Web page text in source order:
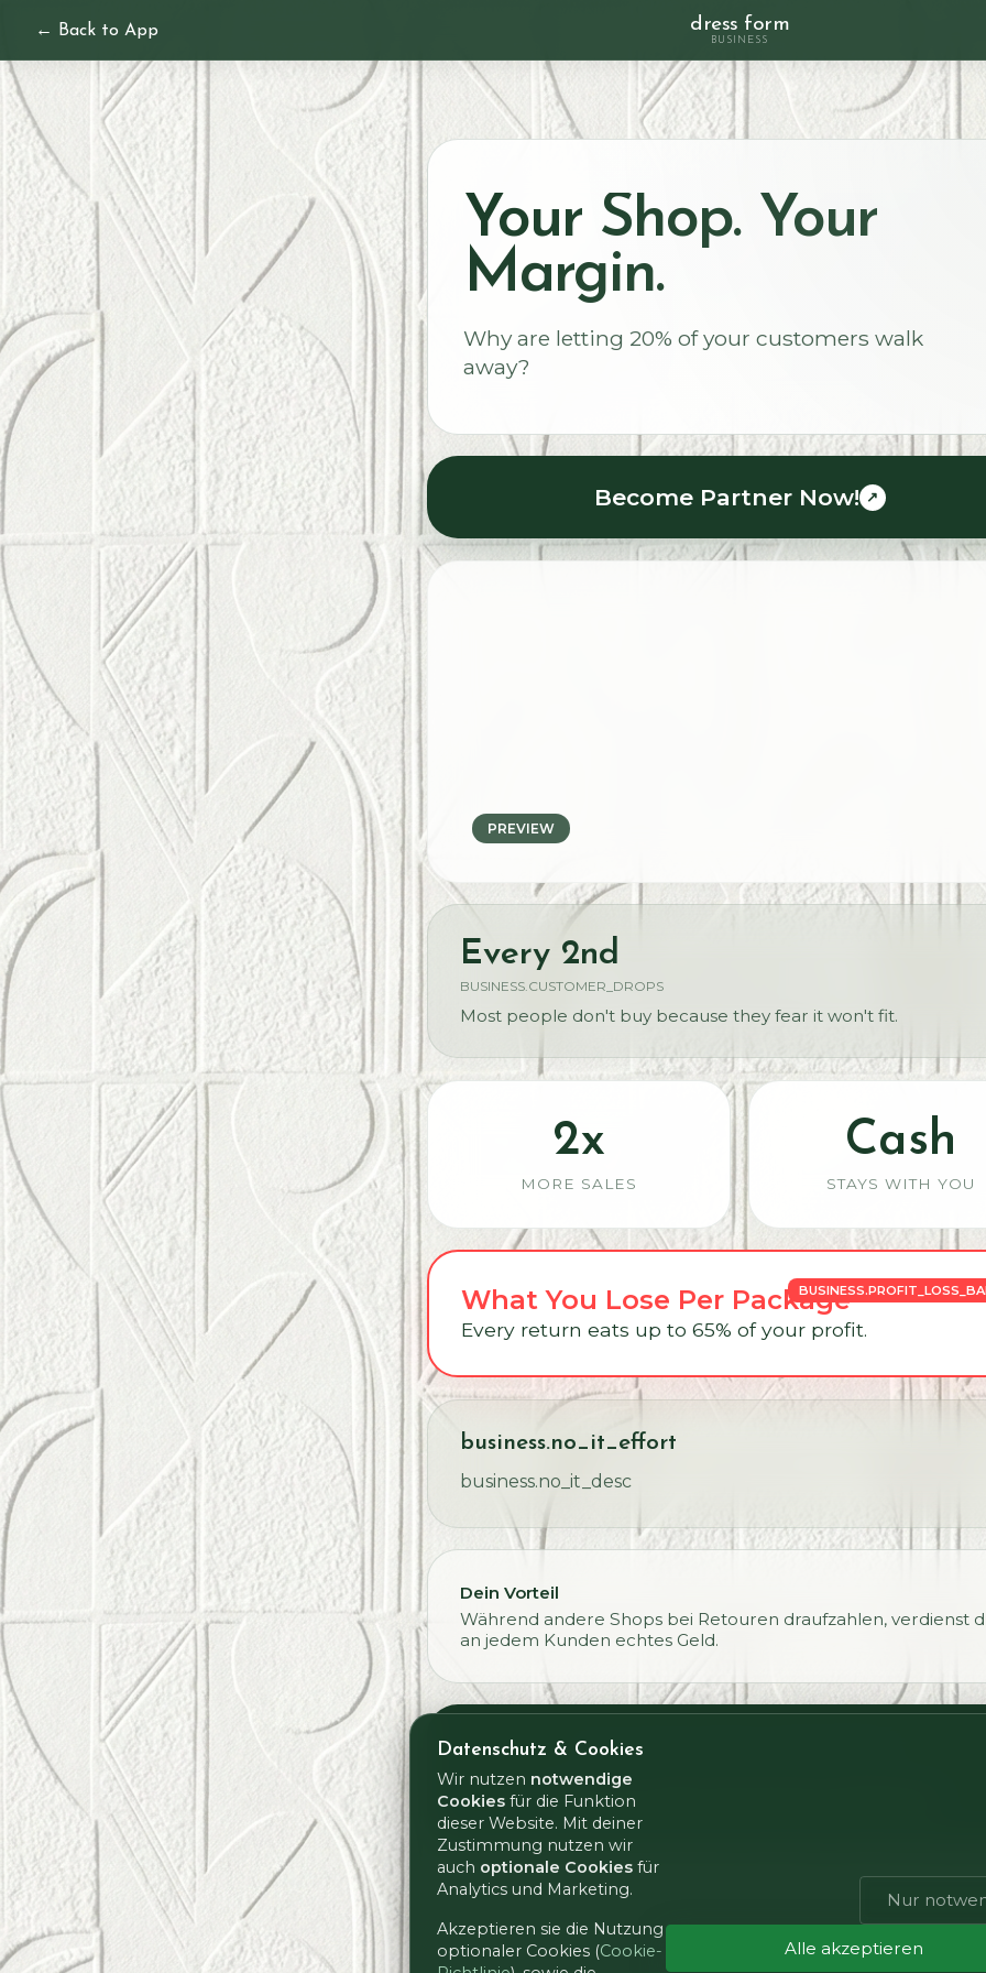
← Back to App dress form
BUSINESS
Your Shop. Your
Margin.
Why are letting 20% of your customers walk
away?
Become Partner Now! ↗
PREVIEW
Every 2nd
BUSINESS.CUSTOMER_DROPS
Most people don't buy because they fear it won't fit.
2x
MORE SALES
Cash
STAYS WITH YOU
What You Lose Per Package
Every return eats up to 65% of your profit.
business.no_it_effort
business.no_it_desc
Dein Vorteil
Während andere Shops bei Retouren draufzahlen, verdienst
an jedem Kunden echtes Geld.
Wie viel Gewinn lässt du aktuell liegen?
Lass uns dein Business skalieren
Datenschutz & Cookies
Wir nutzen notwendige
Cookies für die Funktion
dieser Website. Mit deiner
Zustimmung nutzen wir
auch optionale Cookies für
Analytics und Marketing.
Akzeptieren sie die Nutzung
optionaler Cookies (Cookie-
Nur
Alle akzeptieren